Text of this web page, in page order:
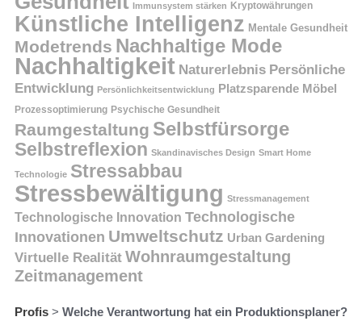
Immunsystem stärken Kryptowährungen
Künstliche Intelligenz Mentale Gesundheit
Modetrends Nachhaltige Mode
Nachhaltigkeit Naturerlebnis Persönliche
Entwicklung Persönlichkeitsentwicklung Platzsparende Möbel
Prozessoptimierung Psychische Gesundheit
Raumgestaltung Selbstfürsorge
Selbstreflexion Skandinavisches Design Smart Home
Technologie Stressabbau
Stressbewältigung Stressmanagement
Technologische Innovation Technologische
Innovationen Umweltschutz Urban Gardening
Virtuelle Realität Wohnraumgestaltung
Zeitmanagement
Profis > Welche Verantwortung hat ein Produktionsplaner?